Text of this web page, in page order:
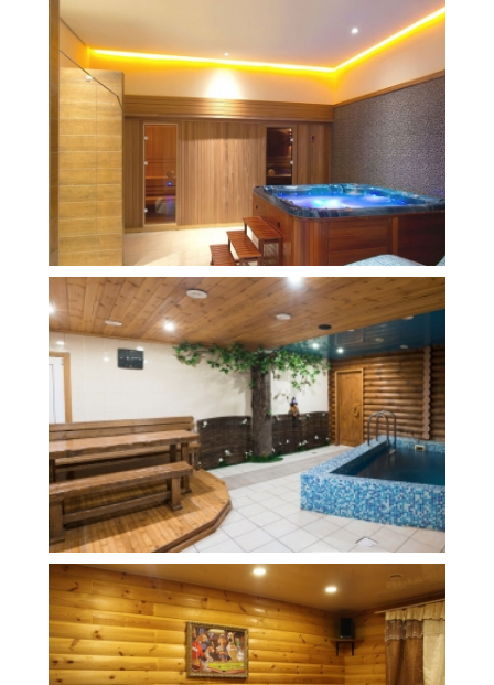
Площадь 16 м Стоимость 10 000 руб.
Площадь 8 м2 Стоимость 6 000 руб.